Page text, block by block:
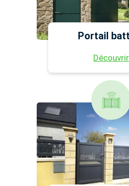
Portail
Découvrir